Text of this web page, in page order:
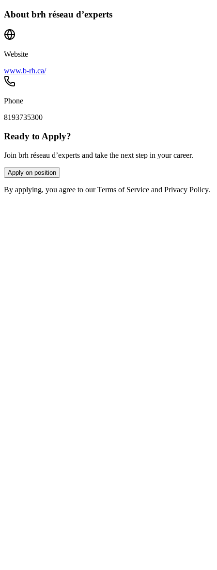
About brh réseau d’experts
Website
www.b-rh.ca/
Phone
8193735300
Ready to Apply?
Join brh réseau d’experts and take the next step in your career.
Apply on position
By applying, you agree to our Terms of Service and Privacy Policy.